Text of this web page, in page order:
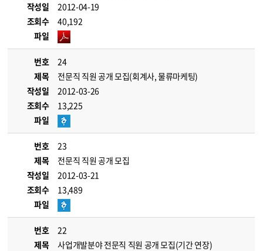
작성일
2012-04-19
조회수
40,192
파일
번호
24
제목
전문직 직원 공개 모집(회계사, 물류마케팅)
작성일
2012-03-26
조회수
13,225
파일
번호
23
제목
전문직 직원 공개 모집
작성일
2012-03-21
조회수
13,489
파일
번호
22
제목
사업개발분야 전문직 직원 공개 모집(기간 연장)